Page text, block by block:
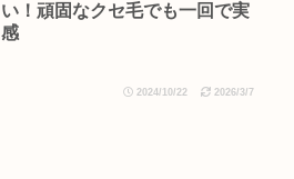
い！頑固なクセ毛でも一回で実
感
2024/10/22 2026/3/7